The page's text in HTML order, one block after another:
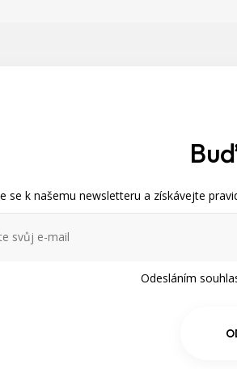
se k našemu newsletteru a získávejte
Odesláním